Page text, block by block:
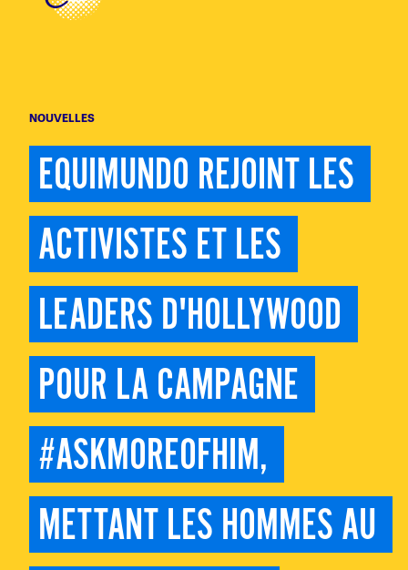
NOUVELLES
EQUIMUNDO REJOINT LES
ACTIVISTES ET LES
LEADERS D'HOLLYWOOD
POUR LA CAMPAGNE
#ASKMOREOFHIM,
METTANT LES HOMMES AU